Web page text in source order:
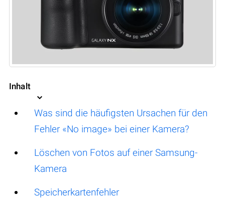
Inhalt
Was sind die häufigsten Ursachen für den
Fehler «No image» bei einer Kamera?
Löschen von Fotos auf einer Samsung-
Kamera
Speicherkartenfehler